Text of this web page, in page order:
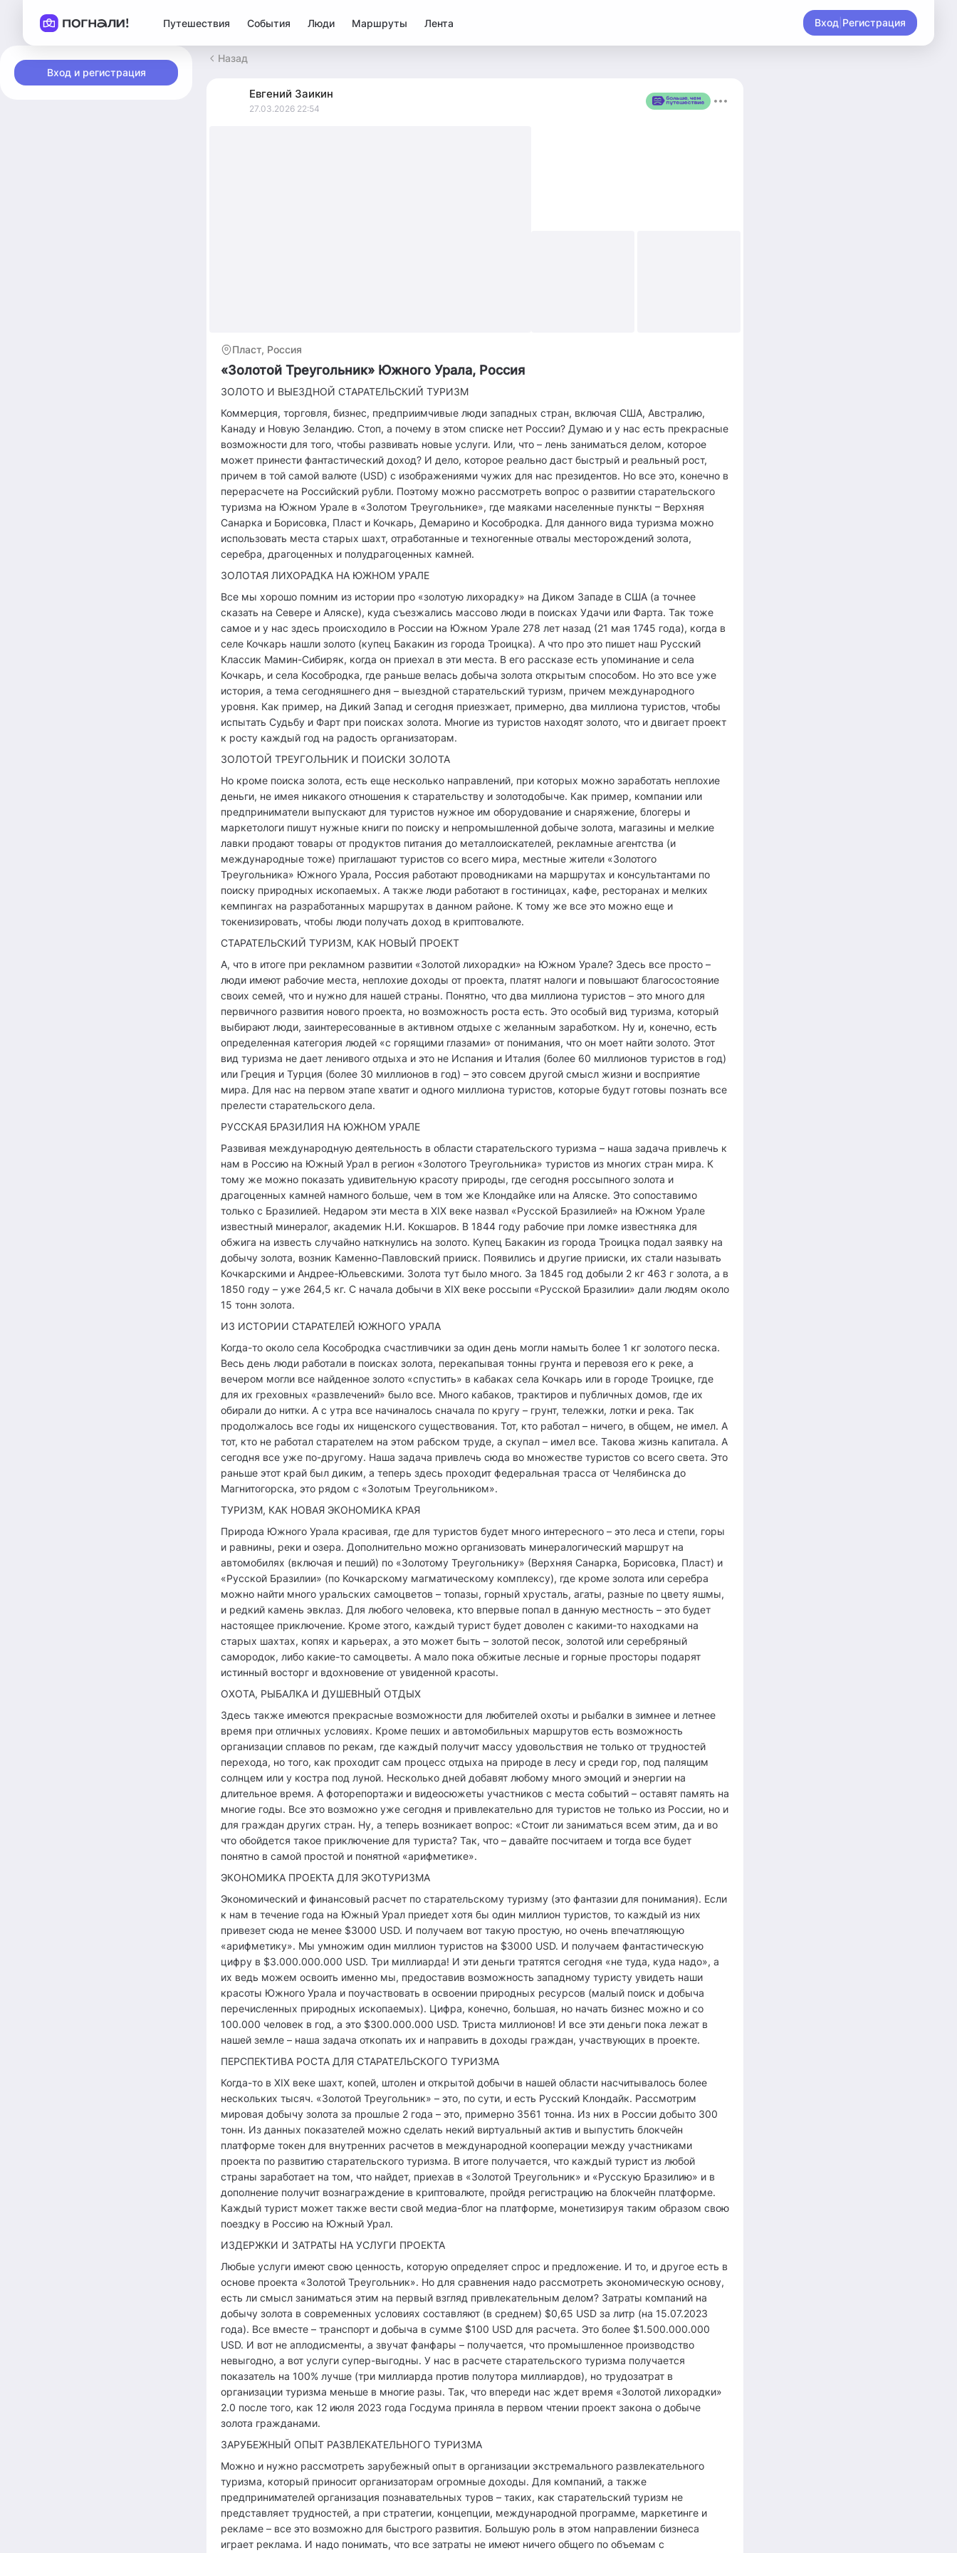
Путешествия События Люди Маршруты Лента Вход Регистрация
Вход и регистрация
Назад
Евгений Заикин
27.03.2026 22:54
Пласт, Россия
«Золотой Треугольник» Южного Урала, Россия
ЗОЛОТО И ВЫЕЗДНОЙ СТАРАТЕЛЬСКИЙ ТУРИЗМ
Коммерция, торговля, бизнес, предприимчивые люди западных стран, включая США, Австралию,
Канаду и Новую Зеландию. Стоп, а почему в этом списке нет России? Думаю и у нас есть прекрасные
возможности для того, чтобы развивать новые услуги. Или, что – лень заниматься делом, которое
может принести фантастический доход? И дело, которое реально даст быстрый и реальный рост,
причем в той самой валюте (USD) с изображениями чужих для нас президентов. Но все это, конечно в
перерасчете на Российский рубли. Поэтому можно рассмотреть вопрос о развитии старательского
туризма на Южном Урале в «Золотом Треугольнике», где маяками населенные пункты – Верхняя
Санарка и Борисовка, Пласт и Кочкарь, Демарино и Кособродка. Для данного вида туризма можно
использовать места старых шахт, отработанные и техногенные отвалы месторождений золота,
серебра, драгоценных и полудрагоценных камней.
ЗОЛОТАЯ ЛИХОРАДКА НА ЮЖНОМ УРАЛЕ
Все мы хорошо помним из истории про «золотую лихорадку» на Диком Западе в США (а точнее
сказать на Севере и Аляске), куда съезжались массово люди в поисках Удачи или Фарта. Так тоже
самое и у нас здесь происходило в России на Южном Урале 278 лет назад (21 мая 1745 года), когда в
селе Кочкарь нашли золото (купец Бакакин из города Троицка). А что про это пишет наш Русский
Классик Мамин-Сибиряк, когда он приехал в эти места. В его рассказе есть упоминание и села
Кочкарь, и села Кособродка, где раньше велась добыча золота открытым способом. Но это все уже
история, а тема сегодняшнего дня – выездной старательский туризм, причем международного
уровня. Как пример, на Дикий Запад и сегодня приезжает, примерно, два миллиона туристов, чтобы
испытать Судьбу и Фарт при поисках золота. Многие из туристов находят золото, что и двигает проект
к росту каждый год на радость организаторам.
ЗОЛОТОЙ ТРЕУГОЛЬНИК И ПОИСКИ ЗОЛОТА
Но кроме поиска золота, есть еще несколько направлений, при которых можно заработать неплохие
деньги, не имея никакого отношения к старательству и золотодобыче. Как пример, компании или
предприниматели выпускают для туристов нужное им оборудование и снаряжение, блогеры и
маркетологи пишут нужные книги по поиску и непромышленной добыче золота, магазины и мелкие
лавки продают товары от продуктов питания до металлоискателей, рекламные агентства (и
международные тоже) приглашают туристов со всего мира, местные жители «Золотого
Треугольника» Южного Урала, Россия работают проводниками на маршрутах и консультантами по
поиску природных ископаемых. А также люди работают в гостиницах, кафе, ресторанах и мелких
кемпингах на разработанных маршрутах в данном районе. К тому же все это можно еще и
токенизировать, чтобы люди получать доход в криптовалюте.
СТАРАТЕЛЬСКИЙ ТУРИЗМ, КАК НОВЫЙ ПРОЕКТ
А, что в итоге при рекламном развитии «Золотой лихорадки» на Южном Урале? Здесь все просто –
люди имеют рабочие места, неплохие доходы от проекта, платят налоги и повышают благосостояние
своих семей, что и нужно для нашей страны. Понятно, что два миллиона туристов – это много для
первичного развития нового проекта, но возможность роста есть. Это особый вид туризма, который
выбирают люди, заинтересованные в активном отдыхе с желанным заработком. Ну и, конечно, есть
определенная категория людей «с горящими глазами» от понимания, что он моет найти золото. Этот
вид туризма не дает ленивого отдыха и это не Испания и Италия (более 60 миллионов туристов в год)
или Греция и Турция (более 30 миллионов в год) – это совсем другой смысл жизни и восприятие
мира. Для нас на первом этапе хватит и одного миллиона туристов, которые будут готовы познать все
прелести старательского дела.
РУССКАЯ БРАЗИЛИЯ НА ЮЖНОМ УРАЛЕ
Развивая международную деятельность в области старательского туризма – наша задача привлечь к
нам в Россию на Южный Урал в регион «Золотого Треугольника» туристов из многих стран мира. К
тому же можно показать удивительную красоту природы, где сегодня россыпного золота и
драгоценных камней намного больше, чем в том же Клондайке или на Аляске. Это сопоставимо
только с Бразилией. Недаром эти места в XIX веке назвал «Русской Бразилией» на Южном Урале
известный минералог, академик Н.И. Кокшаров. В 1844 году рабочие при ломке известняка для
обжига на известь случайно наткнулись на золото. Купец Бакакин из города Троицка подал заявку на
добычу золота, возник Каменно-Павловский прииск. Появились и другие прииски, их стали называть
Кочкарскими и Андрее-Юльевскими. Золота тут было много. За 1845 год добыли 2 кг 463 г золота, а в
1850 году – уже 264,5 кг. С начала добычи в XIX веке россыпи «Русской Бразилии» дали людям около
15 тонн золота.
ИЗ ИСТОРИИ СТАРАТЕЛЕЙ ЮЖНОГО УРАЛА
Когда-то около села Кособродка счастливчики за один день могли намыть более 1 кг золотого песка.
Весь день люди работали в поисках золота, перекапывая тонны грунта и перевозя его к реке, а
вечером могли все найденное золото «спустить» в кабаках села Кочкарь или в городе Троицке, где
для их греховных «развлечений» было все. Много кабаков, трактиров и публичных домов, где их
обирали до нитки. А с утра все начиналось сначала по кругу – грунт, тележки, лотки и река. Так
продолжалось все годы их нищенского существования. Тот, кто работал – ничего, в общем, не имел. А
тот, кто не работал старателем на этом рабском труде, а скупал – имел все. Такова жизнь капитала. А
сегодня все уже по-другому. Наша задача привлечь сюда во множестве туристов со всего света. Это
раньше этот край был диким, а теперь здесь проходит федеральная трасса от Челябинска до
Магнитогорска, это рядом с «Золотым Треугольником».
ТУРИЗМ, КАК НОВАЯ ЭКОНОМИКА КРАЯ
Природа Южного Урала красивая, где для туристов будет много интересного – это леса и степи, горы
и равнины, реки и озера. Дополнительно можно организовать минералогический маршрут на
автомобилях (включая и пеший) по «Золотому Треугольнику» (Верхняя Санарка, Борисовка, Пласт) и
«Русской Бразилии» (по Кочкарскому магматическому комплексу), где кроме золота или серебра
можно найти много уральских самоцветов – топазы, горный хрусталь, агаты, разные по цвету яшмы,
и редкий камень эвклаз. Для любого человека, кто впервые попал в данную местность – это будет
настоящее приключение. Кроме этого, каждый турист будет доволен с какими-то находками на
старых шахтах, копях и карьерах, а это может быть – золотой песок, золотой или серебряный
самородок, либо какие-то самоцветы. А мало пока обжитые лесные и горные просторы подарят
истинный восторг и вдохновение от увиденной красоты.
ОХОТА, РЫБАЛКА И ДУШЕВНЫЙ ОТДЫХ
Здесь также имеются прекрасные возможности для любителей охоты и рыбалки в зимнее и летнее
время при отличных условиях. Кроме пеших и автомобильных маршрутов есть возможность
организации сплавов по рекам, где каждый получит массу удовольствия не только от трудностей
перехода, но того, как проходит сам процесс отдыха на природе в лесу и среди гор, под палящим
солнцем или у костра под луной. Несколько дней добавят любому много эмоций и энергии на
длительное время. А фоторепортажи и видеосюжеты участников с места событий – оставят память на
многие годы. Все это возможно уже сегодня и привлекательно для туристов не только из России, но и
для граждан других стран. Ну, а теперь возникает вопрос: «Стоит ли заниматься всем этим, да и во
что обойдется такое приключение для туриста? Так, что – давайте посчитаем и тогда все будет
понятно в самой простой и понятной «арифметике».
ЭКОНОМИКА ПРОЕКТА ДЛЯ ЭКОТУРИЗМА
Экономический и финансовый расчет по старательскому туризму (это фантазии для понимания). Если
к нам в течение года на Южный Урал приедет хотя бы один миллион туристов, то каждый из них
привезет сюда не менее $3000 USD. И получаем вот такую простую, но очень впечатляющую
«арифметику». Мы умножим один миллион туристов на $3000 USD. И получаем фантастическую
цифру в $3.000.000.000 USD. Три миллиарда! И эти деньги тратятся сегодня «не туда, куда надо», а
их ведь можем освоить именно мы, предоставив возможность западному туристу увидеть наши
красоты Южного Урала и поучаствовать в освоении природных ресурсов (малый поиск и добыча
перечисленных природных ископаемых). Цифра, конечно, большая, но начать бизнес можно и со
100.000 человек в год, а это $300.000.000 USD. Триста миллионов! И все эти деньги пока лежат в
нашей земле – наша задача откопать их и направить в доходы граждан, участвующих в проекте.
ПЕРСПЕКТИВА РОСТА ДЛЯ СТАРАТЕЛЬСКОГО ТУРИЗМА
Когда-то в XIX веке шахт, копей, штолен и открытой добычи в нашей области насчитывалось более
нескольких тысяч. «Золотой Треугольник» – это, по сути, и есть Русский Клондайк. Рассмотрим
мировая добычу золота за прошлые 2 года – это, примерно 3561 тонна. Из них в России добыто 300
тонн. Из данных показателей можно сделать некий виртуальный актив и выпустить блокчейн
платформе токен для внутренних расчетов в международной кооперации между участниками
проекта по развитию старательского туризма. В итоге получается, что каждый турист из любой
страны заработает на том, что найдет, приехав в «Золотой Треугольник» и «Русскую Бразилию» и в
дополнение получит вознаграждение в криптовалюте, пройдя регистрацию на блокчейн платформе.
Каждый турист может также вести свой медиа-блог на платформе, монетизируя таким образом свою
поездку в Россию на Южный Урал.
ИЗДЕРЖКИ И ЗАТРАТЫ НА УСЛУГИ ПРОЕКТА
Любые услуги имеют свою ценность, которую определяет спрос и предложение. И то, и другое есть в
основе проекта «Золотой Треугольник». Но для сравнения надо рассмотреть экономическую основу,
есть ли смысл заниматься этим на первый взгляд привлекательным делом? Затраты компаний на
добычу золота в современных условиях составляют (в среднем) $0,65 USD за литр (на 15.07.2023
года). Все вместе – транспорт и добыча в сумме $100 USD для расчета. Это более $1.500.000.000
USD. И вот не аплодисменты, а звучат фанфары – получается, что промышленное производство
невыгодно, а вот услуги супер-выгодны. У нас в расчете старательского туризма получается
показатель на 100% лучше (три миллиарда против полутора миллиардов), но трудозатрат в
организации туризма меньше в многие разы. Так, что впереди нас ждет время «Золотой лихорадки»
2.0 после того, как 12 июля 2023 года Госдума приняла в первом чтении проект закона о добыче
золота гражданами.
ЗАРУБЕЖНЫЙ ОПЫТ РАЗВЛЕКАТЕЛЬНОГО ТУРИЗМА
Можно и нужно рассмотреть зарубежный опыт в организации экстремального развлекательного
туризма, который приносит организаторам огромные доходы. Для компаний, а также
предпринимателей организация познавательных туров – таких, как старательский туризм не
представляет трудностей, а при стратегии, концепции, международной программе, маркетинге и
рекламе – все это возможно для быстрого развития. Большую роль в этом направлении бизнеса
играет реклама. И надо понимать, что все затраты не имеют ничего общего по объемам с